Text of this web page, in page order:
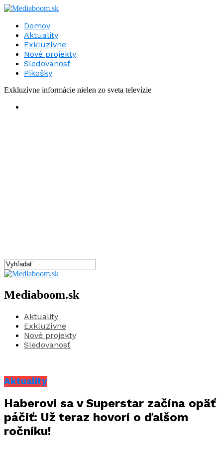
Domov
Aktuality
Exkluzívne
Nové projekty
Sledovanosť
Pikošky
Exkluzívne informácie nielen zo sveta televízie
Mediaboom.sk
Aktuality
Exkluzívne
Nové projekty
Sledovanosť
Aktuality
Haberovi sa v Superstar začína opäť
páčiť: Už teraz hovorí o ďalšom
ročníku!